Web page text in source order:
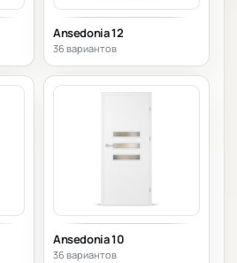
Ansedonia 12
36 вариантов
Ansedonia 10
36 вариантов